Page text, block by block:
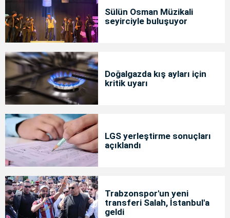
Sülün Osman Müzikali
seyirciyle buluşuyor
Doğalgazda kış ayları için
kritik uyarı
LGS yerleştirme sonuçları
açıklandı
Trabzonspor'un yeni
transferi Salah, İstanbul'a
geldi